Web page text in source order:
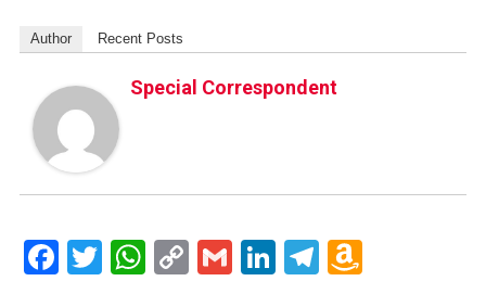
Author Recent Posts
Special Correspondent
Facebook
Twitter
WhatsApp
CopyGmailLinkedIn
Telegram
Amazon